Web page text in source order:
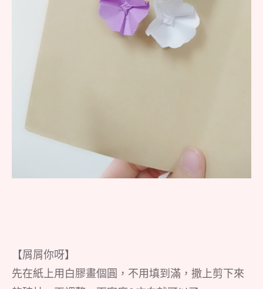
【屑屑你呀】
先在紙上用白膠畫個圓，不用填到滿，撒上剪下來